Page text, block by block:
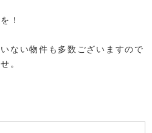
！
ない物件も多数ございますので
。